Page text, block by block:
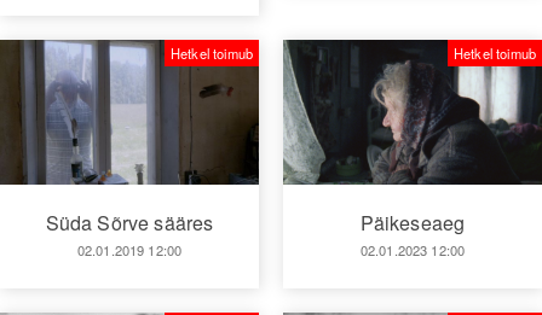
Süda Sõrve sääres
02.01.2019 12:00
Hetkel toimub
Päikeseaeg
02.01.2023 12:00
Hetkel toimub